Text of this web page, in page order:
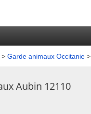
> Garde animaux Occitanie >
Aubin 12110